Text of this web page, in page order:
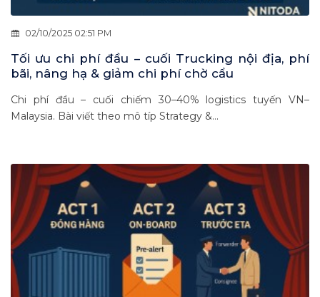
02/10/2025 02:51 PM
Tối ưu chi phí đầu – cuối Trucking nội địa, phí
bãi, nâng hạ & giảm chi phí chờ cẩu
Chi phí đầu – cuối chiếm 30–40% logistics tuyến VN–
Malaysia. Bài viết theo mô típ Strategy &...